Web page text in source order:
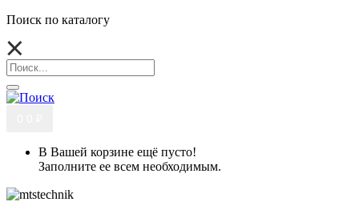
Поиск по каталогу
В Вашей корзине ещё пусто!
Заполните ее всем необходимым.